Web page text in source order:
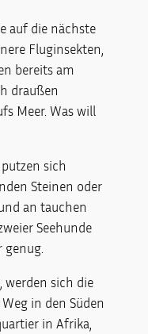
auf die nächste
Fluginsekten,
bereits am
draußen
Meer. Was will
sich
Steinen oder
an tauchen
Seehunde
werden sich die
in den Süden
in Afrika,